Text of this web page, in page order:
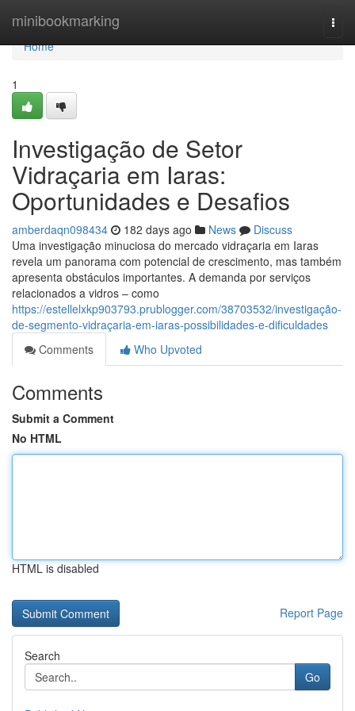
minibookmarking
Home
Home
1
Investigação de Setor
Vidraçaria em Iaras:
Oportunidades e Desafios
amberdaqn098434 182 days ago News
Discuss
Uma investigação minuciosa do mercado vidraçaria em Iaras
revela um panorama com potencial de crescimento, mas também
apresenta obstáculos importantes. A demanda por serviços
relacionados a vidros – como
https://estellelxkp903793.prublogger.com/38703532/investigação-
de-segmento-vidraçaria-em-iaras-possibilidades-e-dificuldades
Comments
Who Upvoted
Comments
Submit a Comment
No HTML
HTML is disabled
Report Page
Search
Go